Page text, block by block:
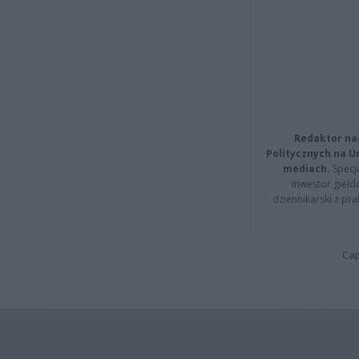
Redaktor
Politycznych na
mediach.
inwestor
dziennikarski z